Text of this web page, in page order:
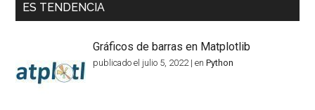
ES TENDENCIA
Gráficos de barras en Matplotlib
publicado el julio 5, 2022|enPython